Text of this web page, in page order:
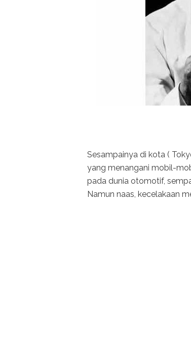
Sesampainya di kota (
yang menangani mobil-
pada dunia otomotif,
Namun naas, kecelakaan